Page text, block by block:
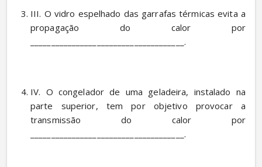
III. O vidro espelhado das garrafas térmicas evita a
propagação do calor por
_____________________________________.
IV. O congelador de uma geladeira, instalado na
parte superior, tem por objetivo provocar a
transmissão do calor por
_____________________________________.